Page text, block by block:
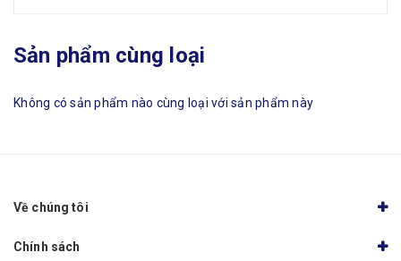
Sản phẩm cùng loại
Không có sản phẩm nào cùng loại với sản phẩm này
Về chúng tôi
Chính sách